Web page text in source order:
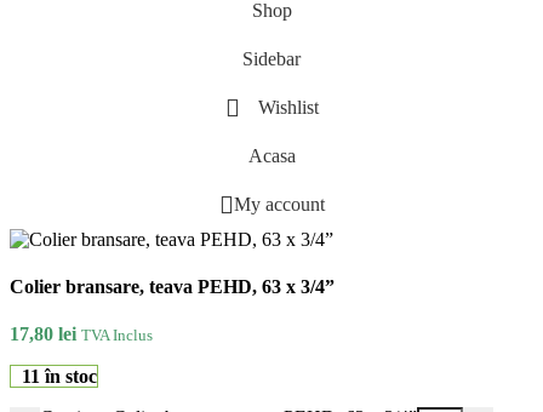
Shop
Sidebar
Wishlist
Acasa
My account
Colier bransare, teava PEHD, 63 x 3/4”
17,80 lei TVA Inclus
11 în stoc